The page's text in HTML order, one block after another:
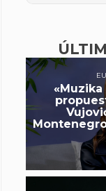
«Muzika